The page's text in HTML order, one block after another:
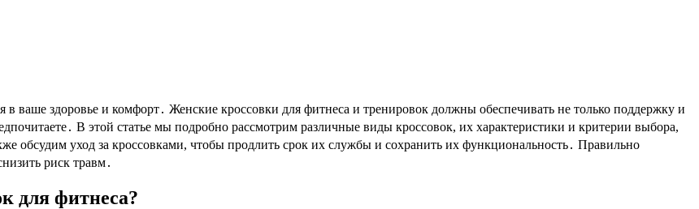
ваше здоровье и комфорт․ Женские кроссовки для фитнеса и тренировок должны обеспечивать не только поддержку и
В этой статье мы подробно рассмотрим различные виды кроссовок, их характеристики и критерии выбора,
обсудим уход за кроссовками, чтобы продлить срок их службы и сохранить их функциональность․ Правильно
риск травм․
для фитнеса?